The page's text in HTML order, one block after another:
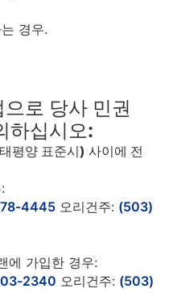
경우.
로 당사 민권
하십시오:
평양 표준시) 사이에 전
4445 오리건주: (503)
에 가입한 경우:
2340 오리건주: (503)